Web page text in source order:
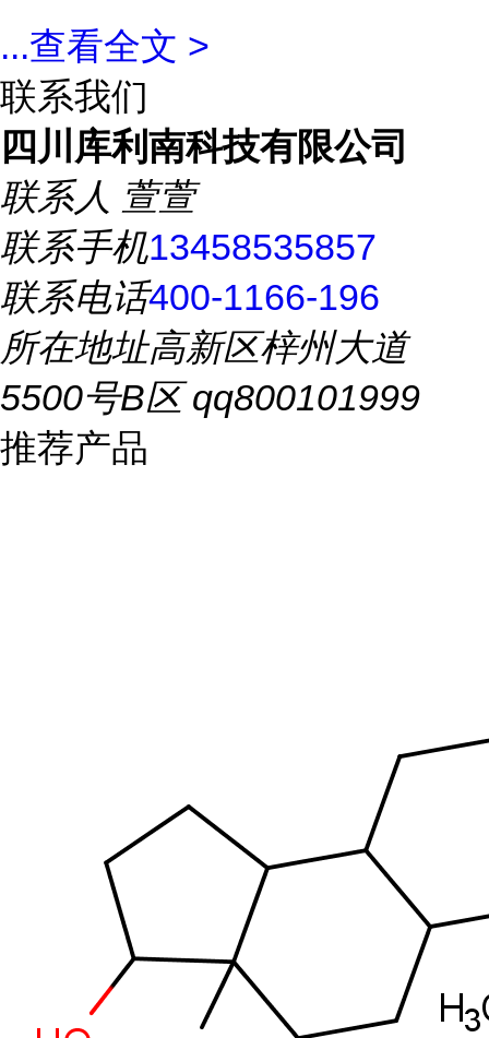
...查看全文 >
联系我们
四川库利南科技有限公司
联系人 萱萱
联系手机13458535857
联系电话400-1166-196
所在地址高新区梓州大道
5500号B区 qq800101999
推荐产品